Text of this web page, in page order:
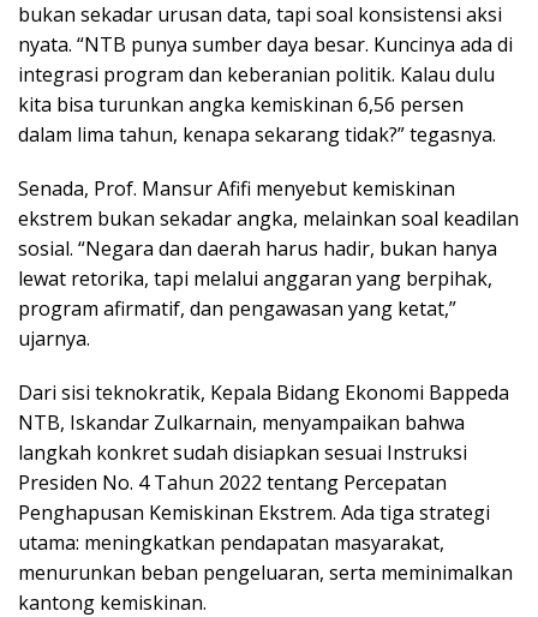
bukan sekadar urusan data, tapi soal konsistensi aksi
nyata. “NTB punya sumber daya besar. Kuncinya ada di
integrasi program dan keberanian politik. Kalau dulu
kita bisa turunkan angka kemiskinan 6,56 persen
dalam lima tahun, kenapa sekarang tidak?” tegasnya.
Senada, Prof. Mansur Afifi menyebut kemiskinan
ekstrem bukan sekadar angka, melainkan soal keadilan
sosial. “Negara dan daerah harus hadir, bukan hanya
lewat retorika, tapi melalui anggaran yang berpihak,
program afirmatif, dan pengawasan yang ketat,”
ujarnya.
Dari sisi teknokratik, Kepala Bidang Ekonomi Bappeda
NTB, Iskandar Zulkarnain, menyampaikan bahwa
langkah konkret sudah disiapkan sesuai Instruksi
Presiden No. 4 Tahun 2022 tentang Percepatan
Penghapusan Kemiskinan Ekstrem. Ada tiga strategi
utama: meningkatkan pendapatan masyarakat,
menurunkan beban pengeluaran, serta meminimalkan
kantong kemiskinan.